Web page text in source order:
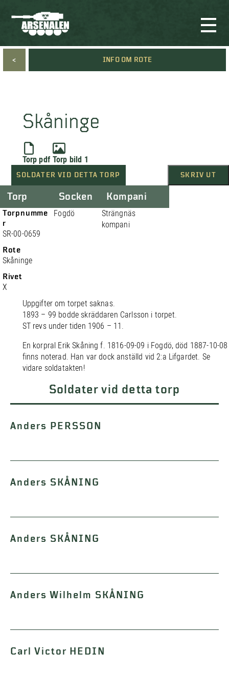
< INFO OM ROTE
Skåninge
Torp pdf Torp bild 1
SOLDATER VID DETTA TORP SKRIV UT
Torp
Torpnumme
r
SR-00-0659
Rote
Skåninge
Rivet
X
Socken
Fogdö
Kompani
Strängnäs
kompani
Uppgifter om torpet saknas.
1893 – 99 bodde skräddaren Carlsson i torpet.
ST revs under tiden 1906 – 11.
En korpral Erik Skåning f. 1816-09-09 i Fogdö, död 1887-10-08
finns noterad. Han var dock anställd vid 2:a Lifgardet. Se
vidare soldatakten!
Soldater vid detta torp
Anders PERSSON
Anders SKÅNING
Anders SKÅNING
Anders Wilhelm SKÅNING
Carl Victor HEDIN